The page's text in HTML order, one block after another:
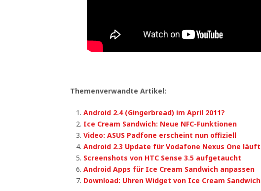
Themenverwandte Artikel:
Android 2.4 (Gingerbread) im April 2011?
Ice Cream Sandwich: Neue NFC-Funktionen
Video: ASUS Padfone erscheint nun offiziell
Android 2.3 Update für Vodafone Nexus One läuft
Screenshots von HTC Sense 3.5 aufgetaucht
Android Apps für Ice Cream Sandwich anpassen
Download: Uhren Widget von Ice Cream Sandwich